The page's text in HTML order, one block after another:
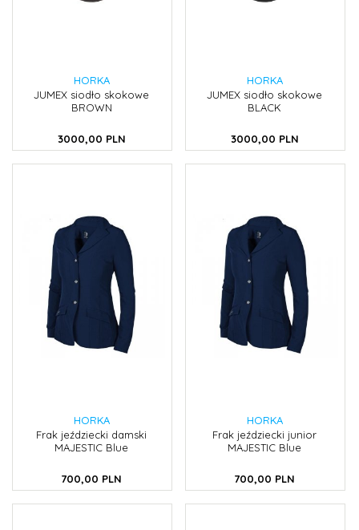
HORKA
JUMEX siodło skokowe
BROWN
3000,00 PLN
HORKA
JUMEX siodło skokowe
BLACK
3000,00 PLN
HORKA
Frak jeździecki damski
MAJESTIC Blue
700,00 PLN
HORKA
Frak jeździecki junior
MAJESTIC Blue
700,00 PLN